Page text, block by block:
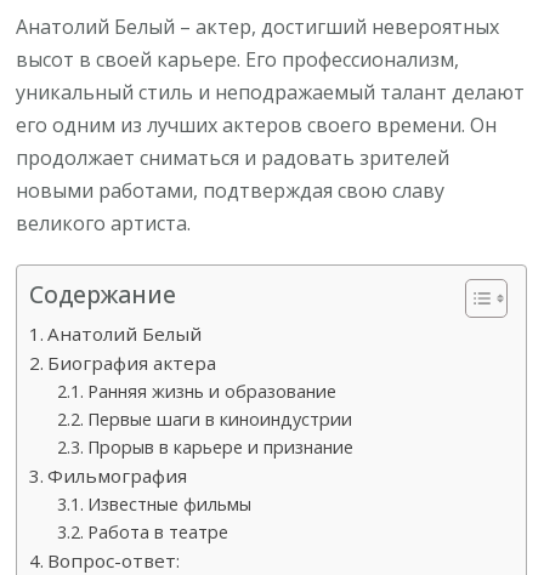
Анатолий Белый – актер, достигший невероятных
высот в своей карьере. Его профессионализм,
уникальный стиль и неподражаемый талант делают
его одним из лучших актеров своего времени. Он
продолжает сниматься и радовать зрителей
новыми работами, подтверждая свою славу
великого артиста.
Содержание
Анатолий Белый
Биография актера
Ранняя жизнь и образование
Первые шаги в киноиндустрии
Прорыв в карьере и признание
Фильмография
Известные фильмы
Работа в театре
Вопрос-ответ: